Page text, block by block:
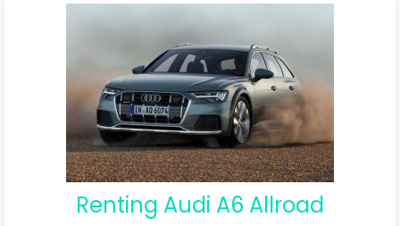
Renting Audi A6 Allroad